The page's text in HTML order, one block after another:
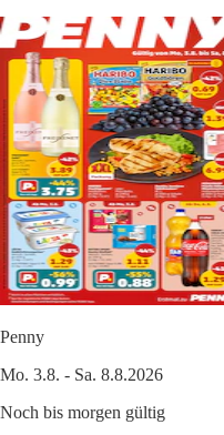
Penny
Mo. 3.8. - Sa. 8.8.2026
Noch bis morgen gültig